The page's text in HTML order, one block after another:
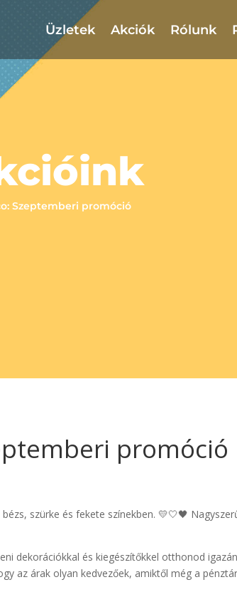
Üzletek Akciók Rólunk
Szeptemberi promóció
promóció
szürke és fekete színekben. 💛🤍🖤
dekorációkkal és kiegészítőkkel otthonod
az árak olyan kedvezőek, amiktől még a